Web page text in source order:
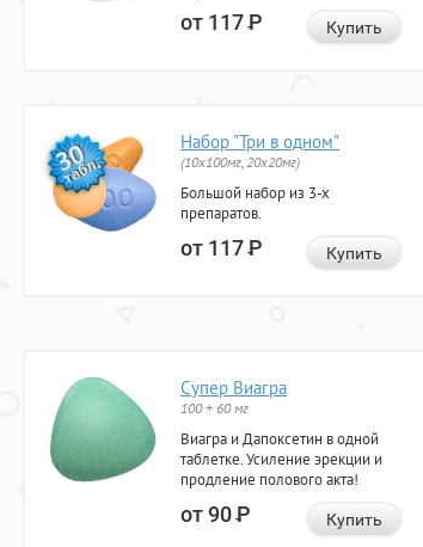
от 117Р Купить
Набор "Три в одном"
(10x100мг, 20x20мг)
Большой набор из 3-х
препаратов.
от 117Р Купить
Супер Виагра
100 + 60 мг
Виагра и Дапоксетин в одной
таблетке. Усиление эрекции и
продление полового акта!
от 90Р Купить